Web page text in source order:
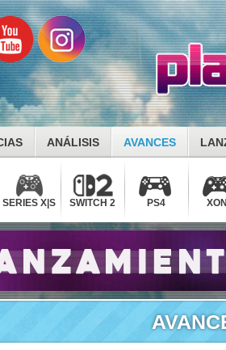
ANÁLISIS AVANCES
SERIES X|S SWITCH 2 PS4